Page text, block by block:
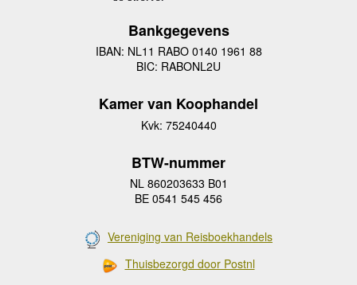
Bankgegevens
IBAN: NL11 RABO 0140 1961 88
BIC: RABONL2U
Kamer van Koophandel
Kvk: 75240440
BTW-nummer
NL 860203633 B01
BE 0541 545 456
Vereniging van Reisboekhandels
Thuisbezorgd door Postnl